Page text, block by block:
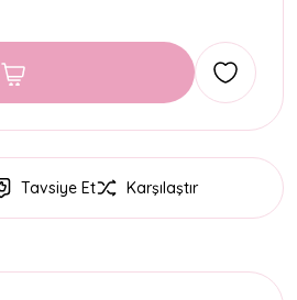
Tavsiye Et Karşılaştır